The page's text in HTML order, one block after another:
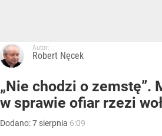
Autor:
Robert Nęcek
„Nie chodzi o zemstę”.
w sprawie ofiar rzezi
Dodano:7 sierpnia 6:09